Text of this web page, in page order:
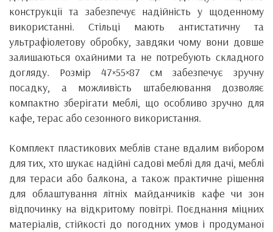
конструкції та забезпечує надійність у щоденному
використанні. Стільці мають антистатичну та
ультрафіолетову обробку, завдяки чому вони довше
залишаються охайними та не потребують складного
догляду. Розмір 47×55×87 см забезпечує зручну
посадку, а можливість штабелювання дозволяє
компактно зберігати меблі, що особливо зручно для
кафе, терас або сезонного використання.
Комплект пластикових меблів стане вдалим вибором
для тих, хто шукає надійні садові меблі для дачі, меблі
для тераси або балкона, а також практичне рішення
для облаштування літніх майданчиків кафе чи зон
відпочинку на відкритому повітрі. Поєднання міцних
матеріалів, стійкості до погодних умов і продуманої